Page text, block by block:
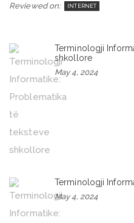
Reviewed on:
INTERNET
Terminologji
shkollore
May 4, 2024
Terminologji
May 4, 2024